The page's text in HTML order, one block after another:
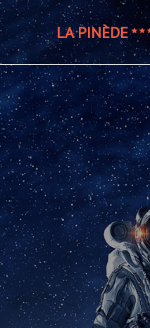
LA PINÈDE